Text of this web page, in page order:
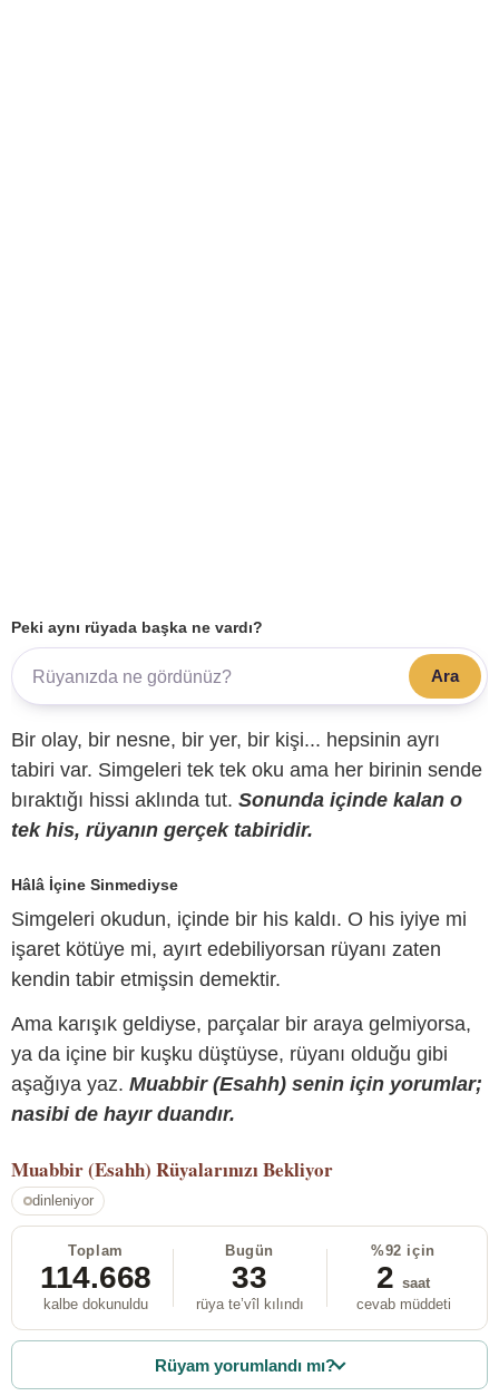
Peki aynı rüyada başka ne vardı?
Ara
Bir olay, bir nesne, bir yer, bir kişi... hepsinin ayrı
tabiri var. Simgeleri tek tek oku ama her birinin sende
bıraktığı hissi aklında tut. Sonunda içinde kalan o
tek his, rüyanın gerçek tabiridir.
Hâlâ İçine Sinmediyse
Simgeleri okudun, içinde bir his kaldı. O his iyiye mi
işaret kötüye mi, ayırt edebiliyorsan rüyanı zaten
kendin tabir etmişsin demektir.
Ama karışık geldiyse, parçalar bir araya gelmiyorsa,
ya da içine bir kuşku düştüyse, rüyanı olduğu gibi
aşağıya yaz. Muabbir (Esahh) senin için yorumlar;
nasibi de hayır duandır.
Muabbir (Esahh) Rüyalarınızı Bekliyor
dinleniyor
Toplam
114.668
kalbe dokunuldu
Bugün
33
rüya te’vîl kılındı
%92 için
2 saat
cevab müddeti
Rüyam yorumlandı mı?